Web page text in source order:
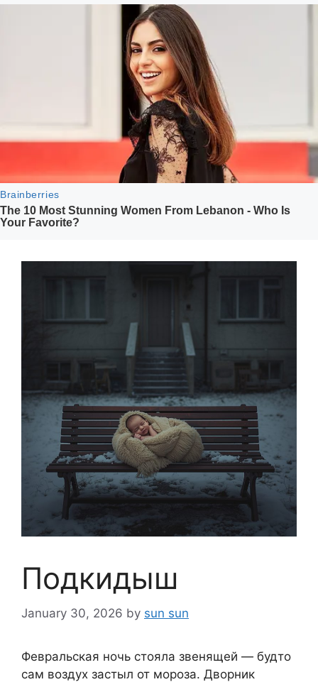
Подкидыш
January 30, 2026 by sun sun
Февральская ночь стояла звенящей — будто
сам воздух застыл от мороза. Дворник